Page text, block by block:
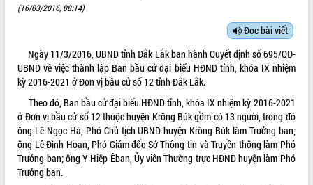
(16/03/2016, 08:14)
Đọc bài viết
Ngày 11/3/2016, UBND tỉnh Đắk Lắk ban hành Quyết định số 695/QĐ-
UBND về việc thành lập Ban bầu cử đại biểu HĐND tỉnh, khóa IX nhiệm
kỳ 2016-2021 ở Đơn vị bầu cử số 12 tỉnh Đắk Lắk.
Theo đó, Ban bầu cử đại biểu HĐND tỉnh, khóa IX nhiệm kỳ 2016-2021
ở Đơn vị bầu cử số 12 thuộc huyện Krông Búk gồm có 13 người, trong đó
ông Lê Ngọc Hà, Phó Chủ tịch UBND huyện Krông Búk làm Trưởng ban;
ông Lê Đình Hoan, Phó Giám đốc Sở Thông tin và Truyền thông làm Phó
Trưởng ban; ông Y Hiệp Êban, Ủy viên Thường trực HĐND huyện làm Phó
Trưởng ban.